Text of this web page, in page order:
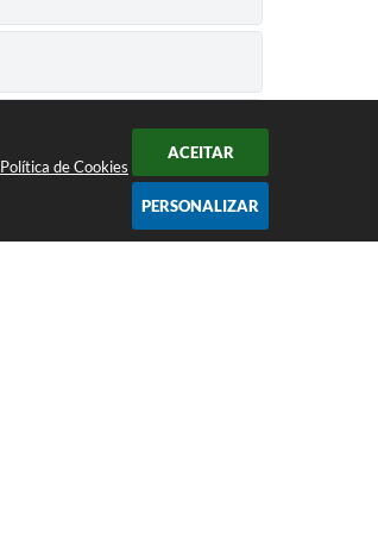
Política de Cookies
ACEITAR
PERSONALIZAR